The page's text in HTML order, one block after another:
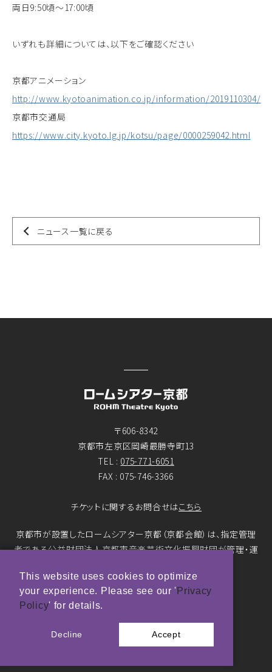
両日9:50頃～17:00頃
いずれも詳細については、以下をご確認ください
京都アニメーション
http://www.kyotoanimation.co.jp/information/2019110304/
京都市交通局
https://www.city.kyoto.lg.jp/kotsu/page/0000259042.html
ニュース一覧に戻る
〒606-8342
京都市左京区岡崎最勝寺町13
TEL : 075-771-6051
FAX : 075-746-3366
チケットに関するお問合せはこちら
京都市が設置したロームシアター京都（京都会館）は、指定管理
者である公益財団法人京都市音楽芸術文化振興財団が管理・運
© ROHM Theatre Kyoto. All rights reserved.
トップページメインバナー 撮影：市川靖史
This website uses cookies to optimize
your experience. Please see our ' Privacy
Policy' for details.
Decline Accept